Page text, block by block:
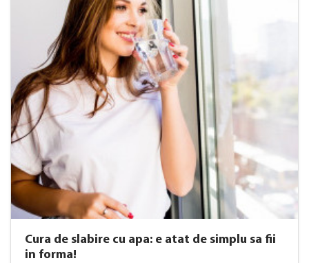
Cura de slabire cu apa: e atat de simplu sa fii
in forma!